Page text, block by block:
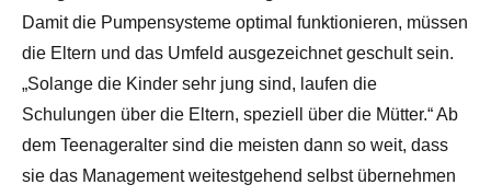
Damit die Pumpensysteme optimal funktionieren, müssen
die Eltern und das Umfeld ausgezeichnet geschult sein.
„Solange die Kinder sehr jung sind, laufen die
Schulungen über die Eltern, speziell über die Mütter.“ Ab
dem Teenageralter sind die meisten dann so weit, dass
sie das Management weitestgehend selbst übernehmen